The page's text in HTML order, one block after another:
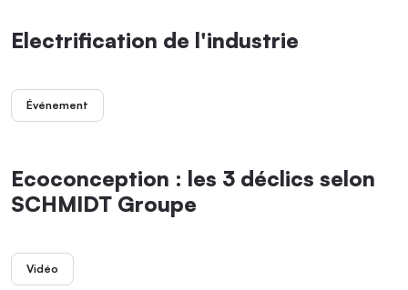
Electrification de l'industrie
Événement
Ecoconception : les 3 déclics selon
SCHMIDT Groupe
Vidéo